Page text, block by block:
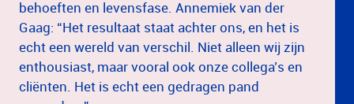
behoeften en levensfase. Annemiek van der
Gaag: “Het resultaat staat achter ons, en het is
echt een wereld van verschil. Niet alleen wij zijn
enthousiast, maar vooral ook onze collega’s en
cliënten. Het is echt een gedragen pand